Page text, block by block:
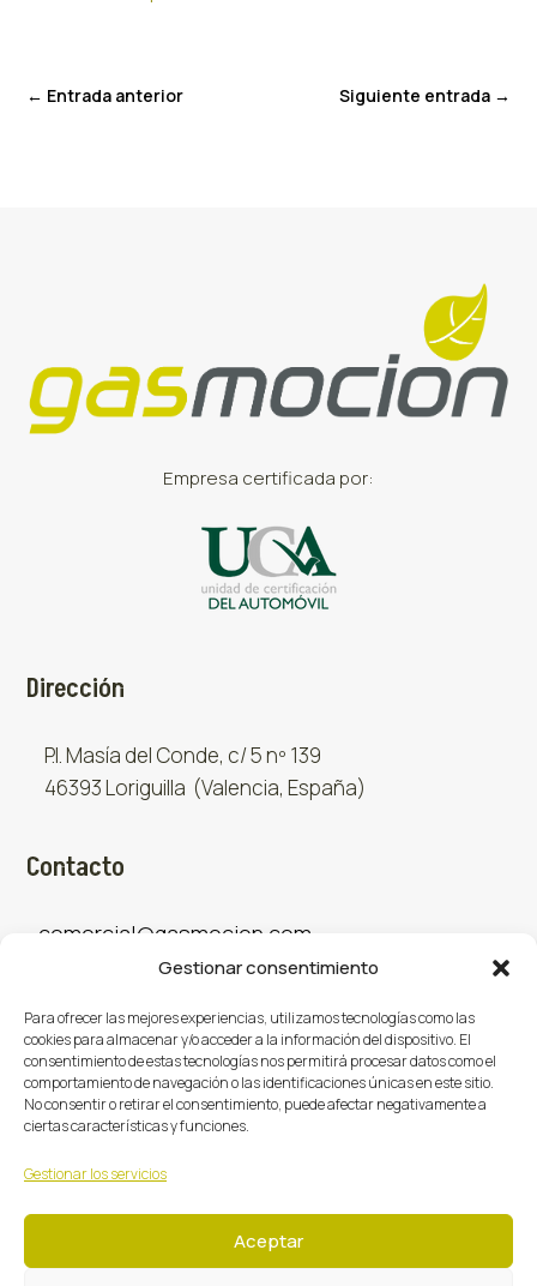
Gestionar consentimiento
Para ofrecer las mejores experiencias, utilizamos tecnologías como las
cookies para almacenar y/o acceder a la información del dispositivo. El
consentimiento de estas tecnologías nos permitirá procesar datos como el
comportamiento de navegación o las identificaciones únicas en este sitio.
No consentir o retirar el consentimiento, puede afectar negativamente a
ciertas características y funciones.
Gestionar los servicios
Aceptar
← Entrada anterior Siguiente entrada→
Empresa certificada por:
Dirección
P.I. Masía del Conde, c/ 5 nº 139
46393 Loriguilla (Valencia, España)
Contacto
comercial@gasmocion.com
Sociales